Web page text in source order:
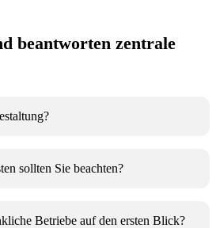
beantworten zentrale
sollten Sie beachten?
Betriebe auf den ersten Blick?